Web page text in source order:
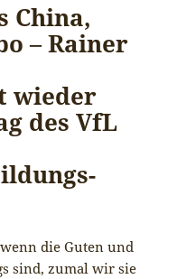
China,
– Rainer
wieder
des VfL
die Guten und
sind, zumal wir sie